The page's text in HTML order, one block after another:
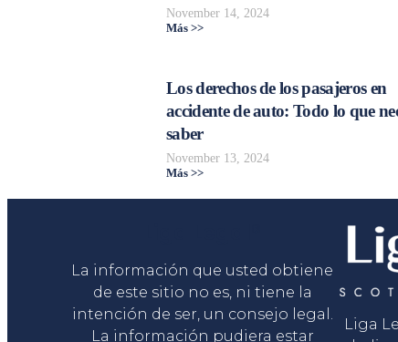
November 14, 2024
Más >>
Los derechos de los pasajeros en
accidente de auto: Todo lo que
saber
November 13, 2024
Más >>
La información que usted obtiene
de este sitio no es, ni tiene la
intención de ser, un consejo legal.
La información pudiera estar
Liga